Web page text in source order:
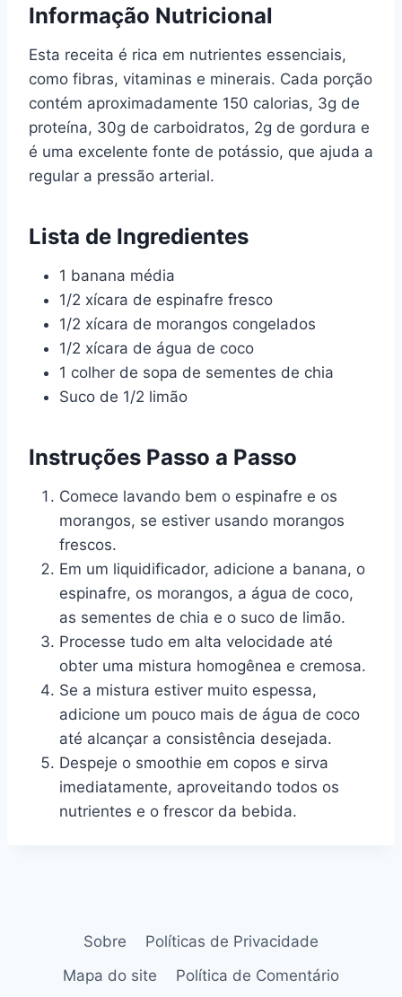
Informação Nutricional
Esta receita é rica em nutrientes essenciais,
como fibras, vitaminas e minerais. Cada porção
contém aproximadamente 150 calorias, 3g de
proteína, 30g de carboidratos, 2g de gordura e
é uma excelente fonte de potássio, que ajuda a
regular a pressão arterial.
Lista de Ingredientes
1 banana média
1/2 xícara de espinafre fresco
1/2 xícara de morangos congelados
1/2 xícara de água de coco
1 colher de sopa de sementes de chia
Suco de 1/2 limão
Instruções Passo a Passo
Comece lavando bem o espinafre e os
morangos, se estiver usando morangos
frescos.
Em um liquidificador, adicione a banana, o
espinafre, os morangos, a água de coco,
as sementes de chia e o suco de limão.
Processe tudo em alta velocidade até
obter uma mistura homogênea e cremosa.
Se a mistura estiver muito espessa,
adicione um pouco mais de água de coco
até alcançar a consistência desejada.
Despeje o smoothie em copos e sirva
imediatamente, aproveitando todos os
nutrientes e o frescor da bebida.
Sobre
Políticas de Privacidade
Mapa do site
Política de Comentário